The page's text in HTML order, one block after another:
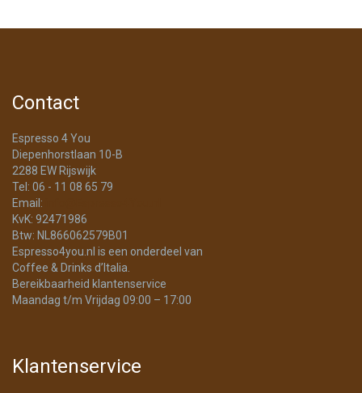
Contact
Espresso 4 You
Diepenhorstlaan 10-B
2288 EW Rijswijk
Tel: 06 - 11 08 65 79
Email:
KvK: 92471986
Btw: NL866062579B01
Espresso4you.nl is een onderdeel van
Coffee & Drinks d’Italia.
Bereikbaarheid klantenservice
Maandag t/m Vrijdag 09:00 – 17:00
Klantenservice